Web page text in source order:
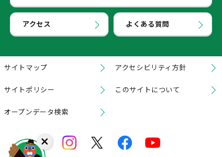
アクセス よくある質問
サイトマップ アクセシビリティ方針
サイトポリシー このサイトについて
オープンデータ検索